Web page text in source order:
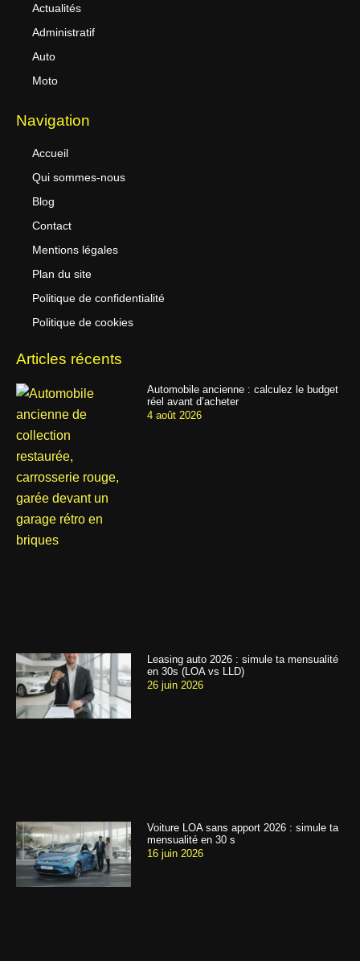
Actualités
Administratif
Auto
Moto
Navigation
Accueil
Qui sommes-nous
Blog
Contact
Mentions légales
Plan du site
Politique de confidentialité
Politique de cookies
Articles récents
Automobile ancienne : calculez le budget
réel avant d’acheter
4 août 2026
Leasing auto 2026 : simule ta mensualité
en 30s (LOA vs LLD)
26 juin 2026
Voiture LOA sans apport 2026 : simule ta
mensualité en 30 s
16 juin 2026